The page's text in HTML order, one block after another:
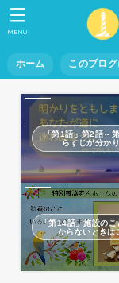
ホーム このブロ
MENU
「第1話」第2話～
らすじが分か
「第14話」施設のこ
からないときは